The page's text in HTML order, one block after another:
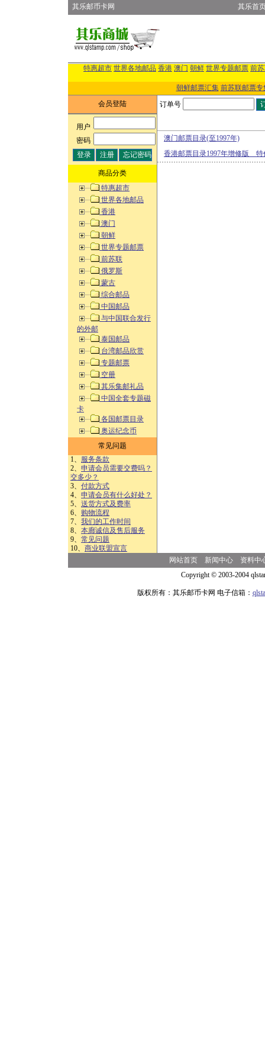
其乐邮币卡网 其乐首
特惠超市 世界各地邮品 香港 澳门 朝鲜 世界专题邮票 前
朝鲜邮票汇集 前苏联邮票专
会员登陆
用户:
密码:
商品分类
特惠超市
世界各地邮品
香港
澳门
朝鲜
世界专题邮票
前苏联
俄罗斯
蒙古
综合邮品
中国邮品
与中国联合发行
的外邮
泰国邮品
台湾邮品欣赏
专题邮票
空册
其乐集邮礼品
中国全套专题磁
卡
各国邮票目录
奥运纪念币
常见问题
1、 服务条款
2、 申请会员需要交费吗？
交多少？
3、 付款方式
4、 申请会员有什么好处？
5、 送货方式及费率
6、 购物流程
7、 我们的工作时间
8、 本廊诚信及售后服务
9、 常见问题
10、 商业联盟宣言
订单号
澳门邮票目录(至1997年)
香港邮票目录1997年增修版 特
网站首页 新闻中心
资料中
Copyright © 2003-2004
版权所有：其乐邮币卡网 电子信箱：